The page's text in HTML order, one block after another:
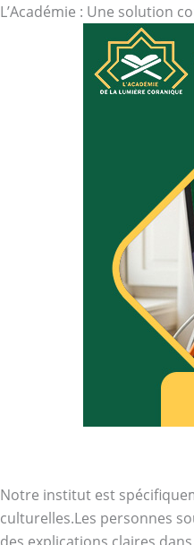
L’Académie : Une solution
Notre institut est
culturelles.Les personnes
des explications claires